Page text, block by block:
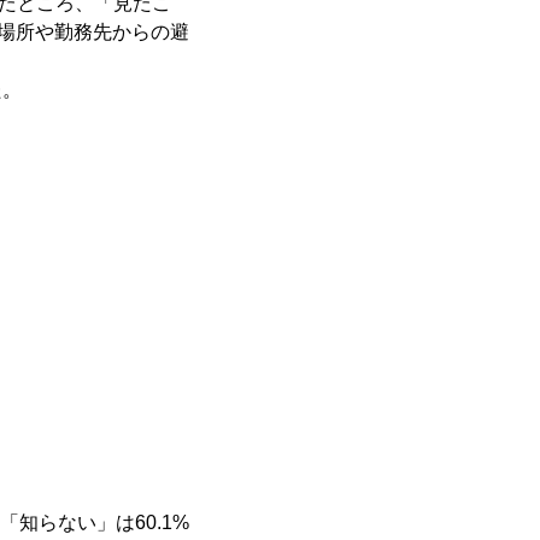
所や勤務先からの避
知らない」は60.1%